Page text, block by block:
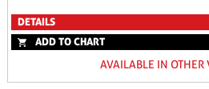
DETAILS
ADD TO CHART
AVAILABLE IN OTHER